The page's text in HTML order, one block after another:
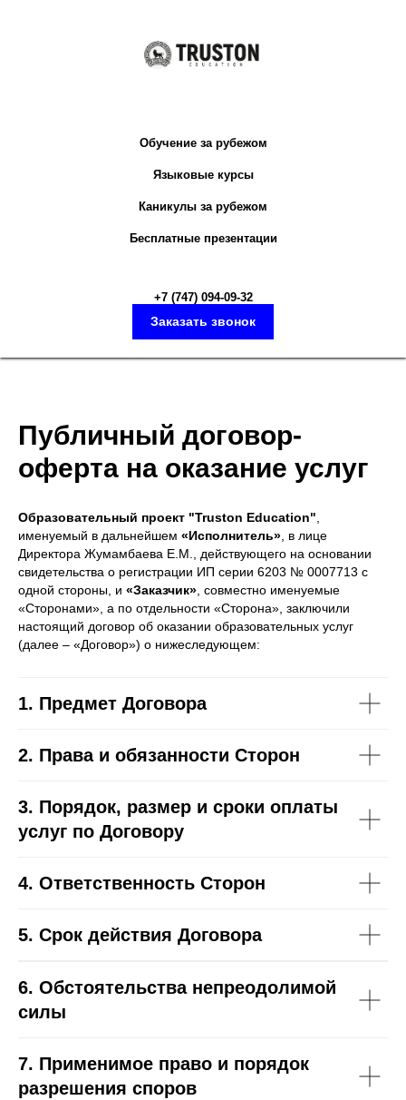
Обучение за рубежом
Языковые курсы
Каникулы за рубежом
Бесплатные презентации
+7 (747) 094-09-32
Заказать звонок
Публичный договор-
оферта на оказание услуг
Образовательный проект "Truston Education",
именуемый в дальнейшем «Исполнитель», в лице
Директора Жумамбаева Е.М., действующего на основании
свидетельства о регистрации ИП серии 6203 № 0007713 с
одной стороны, и «Заказчик», совместно именуемые
«Сторонами», а по отдельности «Сторона», заключили
настоящий договор об оказании образовательных услуг
(далее – «Договор») о нижеследующем:
1. Предмет Договора
2. Права и обязанности Сторон
3. Порядок, размер и сроки оплаты
услуг по Договору
4. Ответственность Сторон
5. Срок действия Договора
6. Обстоятельства непреодолимой
силы
7. Применимое право и порядок
разрешения споров